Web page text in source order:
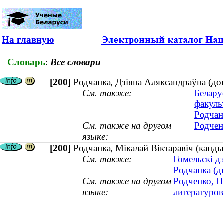
На главную
Словарь: Все словари
[200] Родчанка, Дзіяна Аляксандраўна
См. также:
См. также на другом
языке:
[200] Родчанка, Мікалай Віктаравіч
См. также:
Гомельскі
Родчанка
См. также на другом
языке:
Родченко,